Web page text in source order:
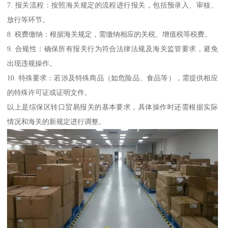
7. 报关流程：按照海关规定的流程进行报关，包括预录入、审核、
放行等环节。
8. 税费缴纳：根据海关规定，需缴纳相应的关税、增值税等税费。
9. 合规性：确保所有报关行为符合法律法规及海关监管要求，避免
出现违规操作。
10. 特殊要求：若涉及特殊商品（如危险品、食品等），需提供相应
的特殊许可证或证明文件。
以上是综保区转口贸易报关的基本要求，具体操作时还需根据实际
情况和海关的新规定进行调整。